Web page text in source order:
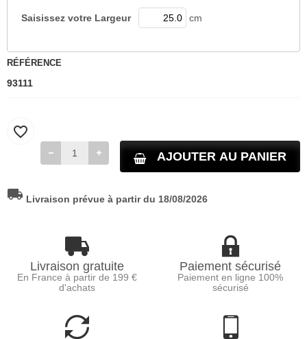
Saisissez votre Largeur cm
RÉFÉRENCE
93111
AJOUTER AU PANIER
favorite_border
local_shipping Livraison prévue à partir du 18/08/2026
Livraison gratuite
En France à partir de 199 €
d'achats
Paiement sécurisé
Paiement en ligne 100%
sécurisé